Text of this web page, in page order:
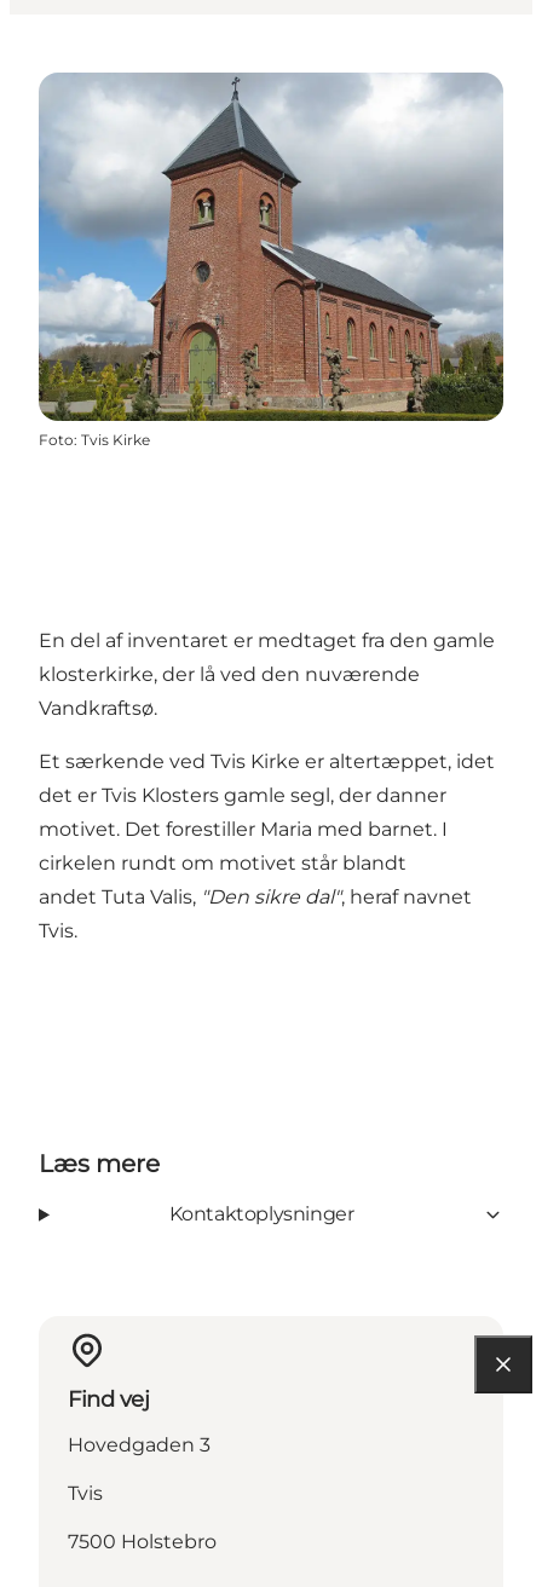
Foto: Tvis Kirke
En del af inventaret er medtaget fra den gamle
klosterkirke, der lå ved den nuværende
Vandkraftsø.
Et særkende ved Tvis Kirke er altertæppet, idet
det er Tvis Klosters gamle segl, der danner
motivet. Det forestiller Maria med barnet. I
cirkelen rundt om motivet står blandt
andet Tuta Valis, "Den sikre dal", heraf navnet
Tvis.
Læs mere
Kontaktoplysninger
Find vej
Hovedgaden 3
Tvis
7500 Holstebro